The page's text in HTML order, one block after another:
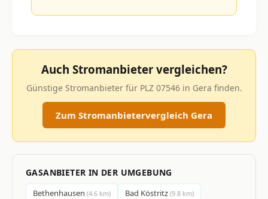
Auch Stromanbieter vergleichen?
Günstige Stromanbieter für PLZ 07546 in Gera finden.
Zum Stromanbietervergleich Gera
GASANBIETER IN DER UMGEBUNG
Bethenhausen (4.6 km) Bad Köstritz (9.8 km)